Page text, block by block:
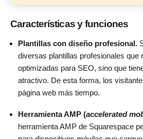
Características y funciones
Plantillas con diseño profesional.
diversas plantillas profesionales que
optimizadas para SEO, sino que
atractivo. De esta forma, los
página web más tiempo.
Herramienta AMP (accelerated
herramienta AMP de Squarespace